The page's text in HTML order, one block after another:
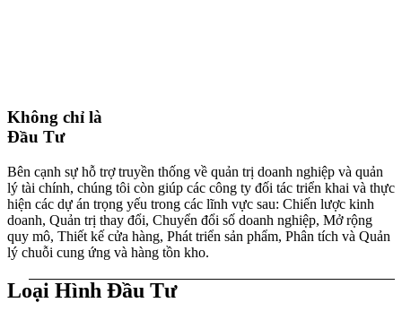
Không chỉ là
Đầu Tư
Bên cạnh sự hỗ trợ truyền thống về quản trị doanh nghiệp và quản
lý tài chính, chúng tôi còn giúp các công ty đối tác triển khai và thực
hiện các dự án trọng yếu trong các lĩnh vực sau: Chiến lược kinh
doanh, Quản trị thay đổi, Chuyển đổi số doanh nghiệp, Mở rộng
quy mô, Thiết kế cửa hàng, Phát triển sản phẩm, Phân tích và Quản
lý chuỗi cung ứng và hàng tồn kho.
Loại Hình Đầu Tư